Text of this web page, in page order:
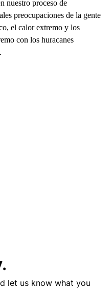
nuestro proceso de
preocupaciones de la gente
el calor extremo y los
con los huracanes
let us know what you